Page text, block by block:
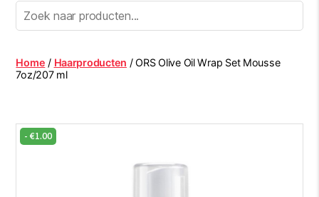
Afro
Hair
Beauty
Centre
Home / Haarproducten / ORS Olive Oil Wrap Set Mousse
7oz/207 ml
-€1.00